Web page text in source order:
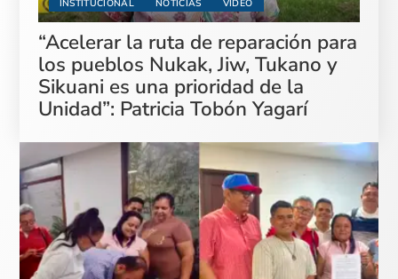
INSTITUCIONAL NOTICIAS VIDEO
“Acelerar la ruta de reparación para
los pueblos Nukak, Jiw, Tukano y
Sikuani es una prioridad de la
Unidad”: Patricia Tobón Yagarí